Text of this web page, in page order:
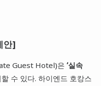
안]
Guest Hotel)은 ‘실속
수 있다. 하이엔드 호캉스